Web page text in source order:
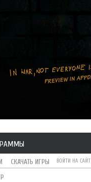
СКАЧАТЬ ИГРЫ
ВОЙТИ НА САЙТ